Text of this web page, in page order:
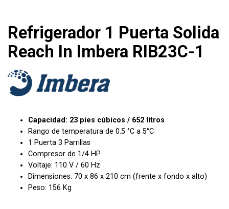
Refrigerador 1 Puerta Solida
Reach In Imbera RIB23C-1
Capacidad: 23 pies cúbicos / 652 litros
Rango de temperatura de 0.5 °C a 5°C
1 Puerta 3 Parrillas
Compresor de 1/4 HP
Voltaje: 110 V / 60 Hz
Dimensiones: 70 x 86 x 210 cm (frente x fondo x alto)
Peso: 156 Kg